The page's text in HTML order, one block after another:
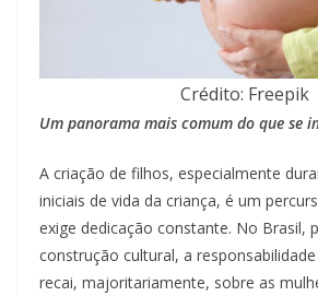
Crédito: Freepik
Um panorama mais comum do que se
A criação de filhos, especialmente
iniciais de vida da criança, é um
exige dedicação constante. No Brasil,
construção cultural, a
recai, majoritariamente, sobre as